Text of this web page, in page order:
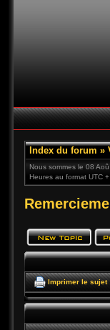
Index du forum »
Nous sommes le 08
Heures au format UTC
Imprimer le sujet